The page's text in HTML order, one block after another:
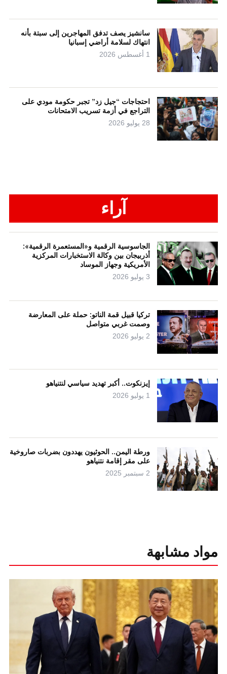
سانشيز يصف تدفق المهاجرين إلى سبتة بأنه
انتهاك لسلامة أراضي إسبانيا
1 أغسطس 2026
احتجاجات “جيل زد” تجبر حكومة مودي على
التراجع في أزمة تسريب الامتحانات
28 يوليو 2026
آراء
الجاسوسية الرقمية و«المستعمرة الرقمية»:
أذربيجان بين وكالة الاستخبارات المركزية
الأمريكية وجهاز الموساد
3 يوليو 2026
تركيا قبيل قمة الناتو: حملة على المعارضة
وصمت غربي متواصل
2 يوليو 2026
إيزنكوت.. أكبر تهديد سياسي لنتنياهو
1 يوليو 2026
ورطة اليمن.. الحوثيون يهددون بضربات صاروخية
على مقر إقامة نتنياهو
2 سبتمبر 2025
مواد مشابهة